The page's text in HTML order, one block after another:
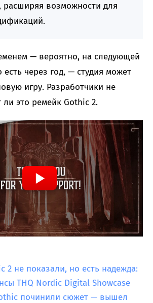
расширяя возможности для
— вероятно, на следующей
есть через год, — студия может
игру. Разработчики не
ли это ремейк Gothic 2.
2 не показали, но есть надежда:
THQ Nordic Digital Showcase
починили сюжет — вышел